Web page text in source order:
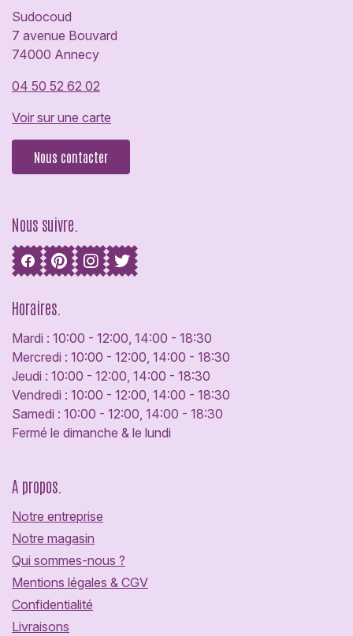
Sudocoud
7 avenue Bouvard
74000 Annecy
04 50 52 62 02
Voir sur une carte
Nous contacter
Nous suivre.
Horaires.
Mardi : 10:00 - 12:00, 14:00 - 18:30
Mercredi : 10:00 - 12:00, 14:00 - 18:30
Jeudi : 10:00 - 12:00, 14:00 - 18:30
Vendredi : 10:00 - 12:00, 14:00 - 18:30
Samedi : 10:00 - 12:00, 14:00 - 18:30
Fermé le dimanche & le lundi
A propos.
Notre entreprise
Notre magasin
Qui sommes-nous ?
Mentions légales & CGV
Confidentialité
Livraisons